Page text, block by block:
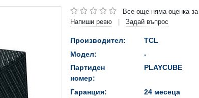
Все още няма оценка за
Напиши ревю
Задай въпрос
Производител:
TCL
Модел:
-
Партиден
номер:
PLAYCUBE
Гаранция: 24 месеца